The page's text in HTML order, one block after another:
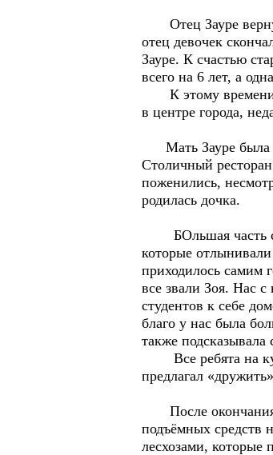
Отец Зауре
отец девочек
Зауре. К счастью
всего на 6 лет, а
К этому времени
в центре города,
Мать Зауре была
Столичный
поженились,
родилась дочка.
БОльшая часть
которые
приходилось самим
все звали Зоя. Нас
студентов к себе
благо у нас была
также
Все ребята на
предлагал
После окончания
подъёмных средств
лесхозами, которые